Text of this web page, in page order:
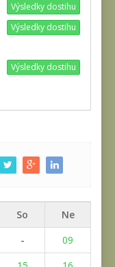
Výsledky dostihu
Výsledky dostihu
Výsledky dostihu
So
Ne
-
09